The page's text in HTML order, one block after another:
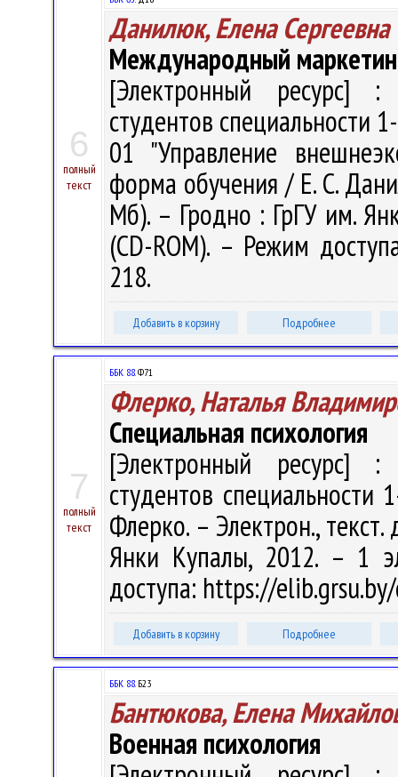
6
полный
текст
Данилюк, Елена Сергеевна
Международный
[Электронный ресурс] :
студентов специальности
01 "Управление
форма обучения / Е. С.
Мб). – Гродно : ГрГУ им.
(CD-ROM). – Режим
218.
Добавить в корзину Подробнее
7
полный
текст
ББК 88.Ф71
Флерко, Наталья
Специальная психология
[Электронный ресурс] :
студентов
Флерко. – Электрон.,
Янки Купалы, 2012. – 1
доступа: https://
Добавить в корзину Подробнее
ББК 88.Б23
Бантюкова, Елена
Военная психология